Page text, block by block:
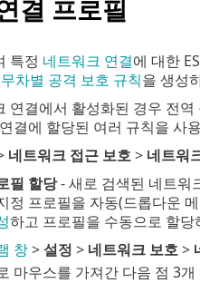
결 프로필
특정 네트워크 연결에 대한
무차별 공격 보호 규칙을 생성
연결에서 활성화된 경우 전
결에 할당된 여러 규칙을 사
네트워크 접근 보호> 네트워
필 할당- 새로 검색된 네트워
정 프로필을 자동(드롭다운
하고 프로필을 수동으로 할
창>설정 > 네트워크 보호>
마우스를 가져간 다음 점 3개